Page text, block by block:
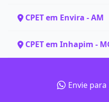
CPET em Envira - AM
CPET em Inhapim -
Envie para